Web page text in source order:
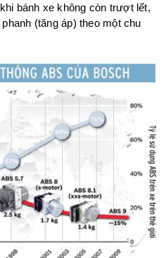
bánh xe không còn trượt lết,
(tăng áp) theo một chu